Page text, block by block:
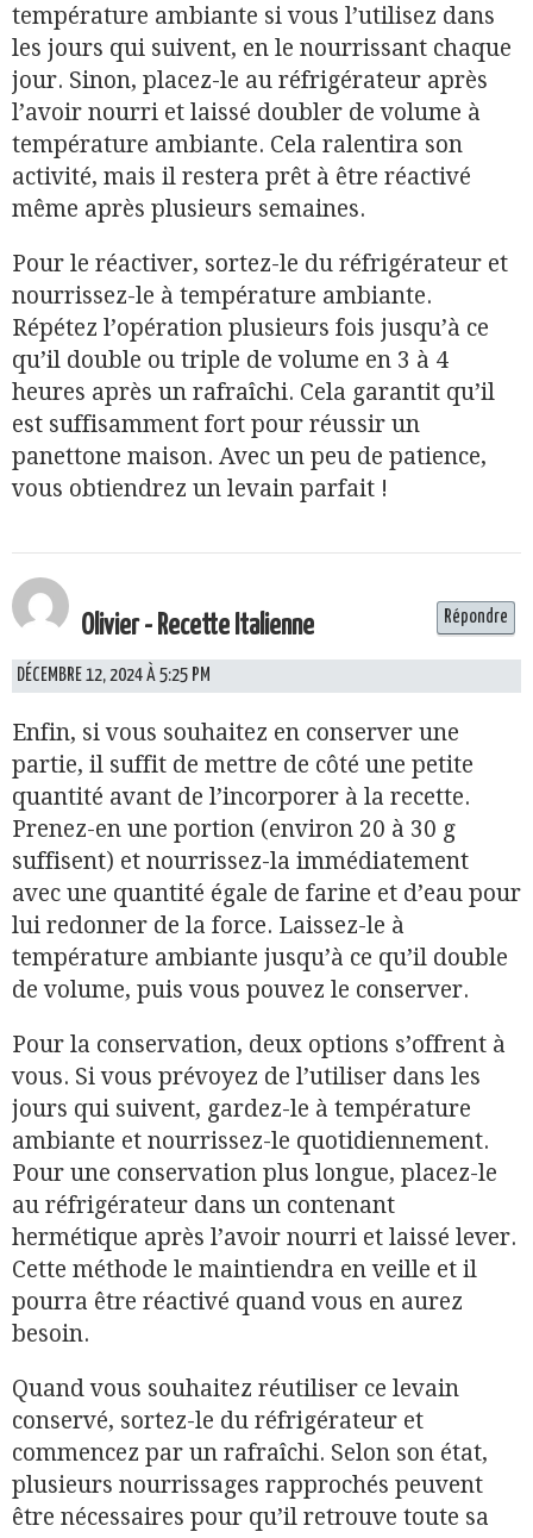
température ambiante si vous l’utilisez dans
les jours qui suivent, en le nourrissant chaque
jour. Sinon, placez-le au réfrigérateur après
l’avoir nourri et laissé doubler de volume à
température ambiante. Cela ralentira son
activité, mais il restera prêt à être réactivé
même après plusieurs semaines.
Pour le réactiver, sortez-le du réfrigérateur et
nourrissez-le à température ambiante.
Répétez l’opération plusieurs fois jusqu’à ce
qu’il double ou triple de volume en 3 à 4
heures après un rafraîchi. Cela garantit qu’il
est suffisamment fort pour réussir un
panettone maison. Avec un peu de patience,
vous obtiendrez un levain parfait !
Olivier - Recette Italienne
DÉCEMBRE 12, 2024 À 5:25 PM
Enfin, si vous souhaitez en conserver une
partie, il suffit de mettre de côté une petite
quantité avant de l’incorporer à la recette.
Prenez-en une portion (environ 20 à 30 g
suffisent) et nourrissez-la immédiatement
avec une quantité égale de farine et d’eau pour
lui redonner de la force. Laissez-le à
température ambiante jusqu’à ce qu’il double
de volume, puis vous pouvez le conserver.
Pour la conservation, deux options s’offrent à
vous. Si vous prévoyez de l’utiliser dans les
jours qui suivent, gardez-le à température
ambiante et nourrissez-le quotidiennement.
Pour une conservation plus longue, placez-le
au réfrigérateur dans un contenant
hermétique après l’avoir nourri et laissé lever.
Cette méthode le maintiendra en veille et il
pourra être réactivé quand vous en aurez
besoin.
Quand vous souhaitez réutiliser ce levain
conservé, sortez-le du réfrigérateur et
commencez par un rafraîchi. Selon son état,
plusieurs nourrissages rapprochés peuvent
être nécessaires pour qu’il retrouve toute sa
Répondre